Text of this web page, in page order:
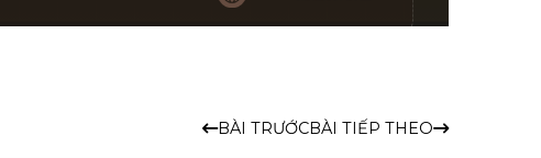
BÀI TRƯỚCBÀI TIẾP THEO